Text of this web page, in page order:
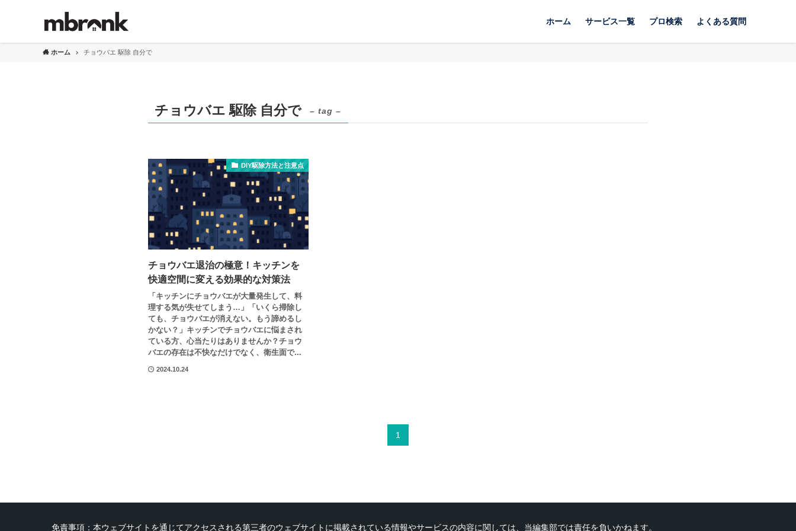
ホーム サービス一覧 プロ検索 よくある質問
ホーム チョウバエ 駆除 自分で
チョウバエ 駆除 自分で – tag –
DIY駆除方法と注意点
チョウバエ退治の極意！キッチンを
快適空間に変える効果的な対策法
「キッチンにチョウバエが大量発生して、料
理する気が失せてしまう…」「いくら掃除し
ても、チョウバエが消えない。もう諦めるし
かない？」キッチンでチョウバエに悩まされ
ている方、心当たりはありませんか？チョウ
バエの存在は不快なだけでなく、衛生面で...
2024.10.24
1
免責事項：本ウェブサイトを通じてアクセスされる第三者のウェブサイトに掲載されている情報やサービスの内容に関しては、当編集部では責任を負いかねます。